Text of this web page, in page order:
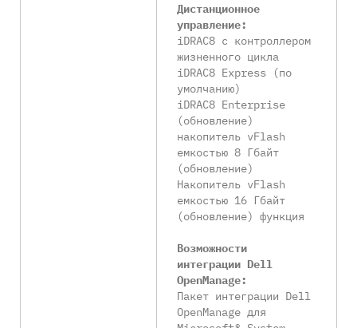
Дистанционное
управление:
iDRAC8 с контроллером
жизненного цикла
iDRAC8 Express (по
умолчанию)
iDRAC8 Enterprise
(обновление)
накопитель vFlash
емкостью 8 Гбайт
(обновление)
Накопитель vFlash
емкостью 16 Гбайт
(обновление) функция
Возможности
интеграции Dell
OpenManage:
Пакет интеграции Dell
OpenManage для